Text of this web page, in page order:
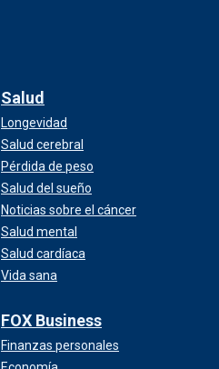
Salud
Longevidad
Salud cerebral
Pérdida de peso
Salud del sueño
Noticias sobre el cáncer
Salud mental
Salud cardíaca
Vida sana
FOX Business
Finanzas personales